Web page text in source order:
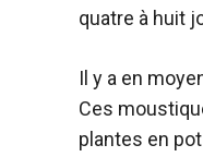
quatre à huit
Il y a en
Ces
plantes en